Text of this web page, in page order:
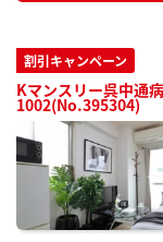
割引キャンペーン
Kマンスリー呉中通
1002(No.395304)